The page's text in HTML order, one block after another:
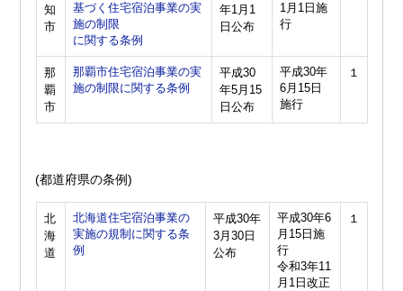
知
市
基づく住宅宿泊事業の実
施の制限
に関する条例
年1月1
日公布
1月1日施
行
那
覇
市
那覇市住宅宿泊事業の実
施の制限に関する条例
平成30
年5月15
日公布
平成30年
6月15日
施行
１
(都道府県の条例)
北
海
道
北海道住宅宿泊事業の
実施の規制に関する条
例
平成30年
3月30日
公布
平成30年6
月15日施
行
令和3年11
月1日改正
１